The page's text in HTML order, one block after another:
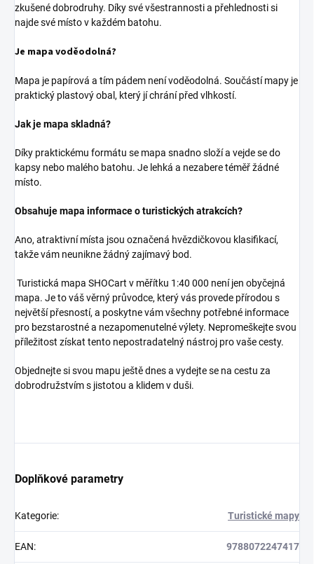
zkušené dobrodruhy. Díky své všestrannosti a přehlednosti si
najde své místo v každém batohu.
Je mapa voděodolná?
Mapa je papírová a tím pádem není voděodolná. Součástí mapy je
praktický plastový obal, který jí chrání před vlhkostí.
Jak je mapa skladná?
Díky praktickému formátu se mapa snadno složí a vejde se do
kapsy nebo malého batohu. Je lehká a nezabere téměř žádné
místo.
Obsahuje mapa informace o turistických atrakcích?
Ano, atraktivní místa jsou označená hvězdičkovou klasifikací,
takže vám neunikne žádný zajímavý bod.
Turistická mapa SHOCart v měřítku 1:40 000 není jen obyčejná
mapa. Je to váš věrný průvodce, který vás provede přírodou s
největší přesností, a poskytne vám všechny potřebné informace
pro bezstarostné a nezapomenutelné výlety. Nepromeškejte svou
příležitost získat tento nepostradatelný nástroj pro vaše cesty.
Objednejte si svou mapu ještě dnes a vydejte se na cestu za
dobrodružstvím s jistotou a klidem v duši.
Doplňkové parametry
Kategorie: Turistické mapy
EAN: 9788072247417